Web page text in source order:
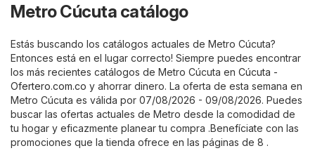
Metro Cúcuta catálogo
Estás buscando los catálogos actuales de Metro Cúcuta?
Entonces está en el lugar correcto! Siempre puedes encontrar
los más recientes catálogos de Metro Cúcuta en Cúcuta -
Ofertero.com.co y ahorrar dinero. La oferta de esta semana en
Metro Cúcuta es válida por 07/08/2026 - 09/08/2026. Puedes
buscar las ofertas actuales de Metro desde la comodidad de
tu hogar y eficazmente planear tu compra .Benefíciate con las
promociones que la tienda ofrece en las páginas de 8 .